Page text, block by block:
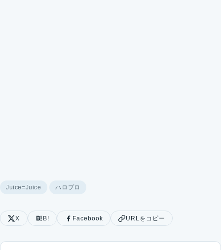
Juice=Juice ハロプロ
X B! Facebook URLをコピー